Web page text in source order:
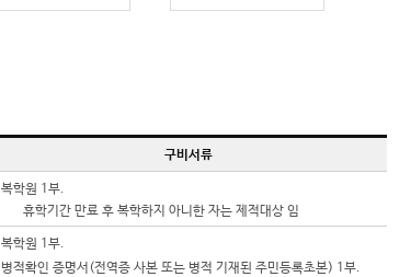
구비서류
복학원 1부.
휴학기간 만료 후 복학하지 아니한 자는 제적대상 임
복학원 1부.
병적확인 증명서(전역증 사본 또는 병적 기재된 주민등록초본) 1부.